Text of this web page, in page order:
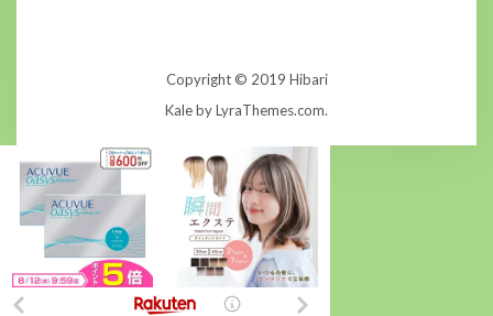
Copyright © 2019 Hibari
Kaleby LyraThemes.com.